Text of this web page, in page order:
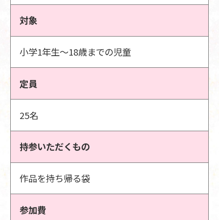
対象
小学1年生～18歳までの児童
定員
25名
持参いただくもの
作品を持ち帰る袋
参加費